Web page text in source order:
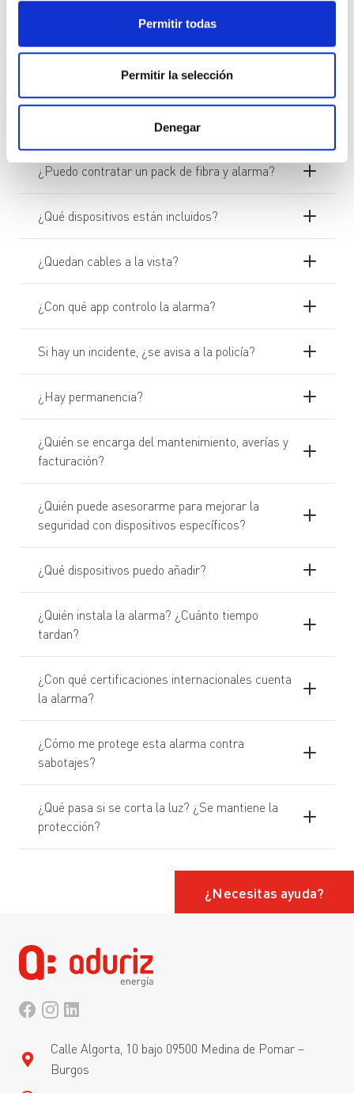
Permitir todas
Permitir la selección
Denegar
Preguntas frecuentes
¿Cómo puedo contratar?
¿Puedo contratar un pack de fibra y alarma?
¿Qué dispositivos están incluidos?
¿Quedan cables a la vista?
¿Con qué app controlo la alarma?
Si hay un incidente, ¿se avisa a la policía?
¿Hay permanencia?
¿Quién se encarga del mantenimiento, averías y
facturación?
¿Quién puede asesorarme para mejorar la
seguridad con dispositivos específicos?
¿Qué dispositivos puedo añadir?
¿Quién instala la alarma? ¿Cuánto tiempo
tardan?
¿Con qué certificaciones internacionales cuenta
la alarma?
¿Cómo me protege esta alarma contra
sabotajes?
¿Qué pasa si se corta la luz? ¿Se mantiene la
protección?
¿Necesitas ayuda?
Calle Algorta, 10 bajo 09500 Medina de Pomar –
Burgos